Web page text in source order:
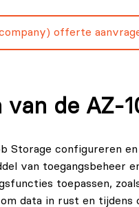
offerte
van de AZ-
Storage configureren
van toegangsbeheer
toepassen,
data in rust en tijdens